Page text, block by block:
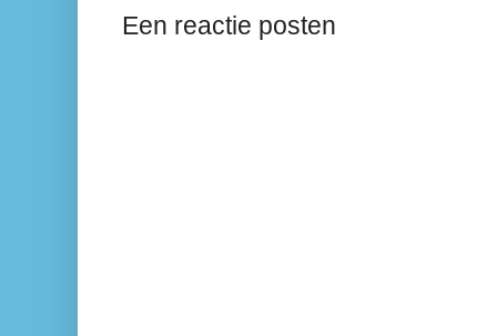
Een reactie posten